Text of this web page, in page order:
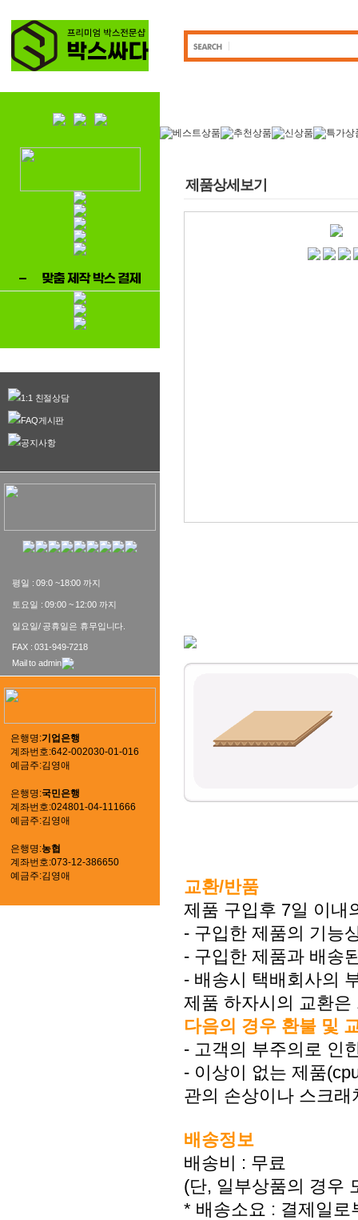
1:1 친절상담
FAQ게시판
공지사항
평일 : 09:0 ~18:00 까지
토요일 : 09:00 ~ 12:00 까지
일요일/ 공휴일은 휴무입니다.
FAX : 031-949-7218
Mail to admin
은행명:기업은행
계좌번호:642-002030-01-016
예금주:김영애
은행명:국민은행
계좌번호:024801-04-111666
예금주:김영애
은행명:농협
계좌번호:073-12-386650
예금주:김영애
제품상세보기
교환/반품
제품 구입후 7일 이내
- 구입한 제품의 기능
- 구입한 제품과 배송
- 배송시 택배회사의
제품 하자시의 교환
다음의 경우 환불 및
- 고객의 부주의로 인
- 이상이 없는 제품
관의 손상이나 스크
배송정보
배송비 : 무료
(단, 일부상품의 경우
* 배송소요 : 결제일로